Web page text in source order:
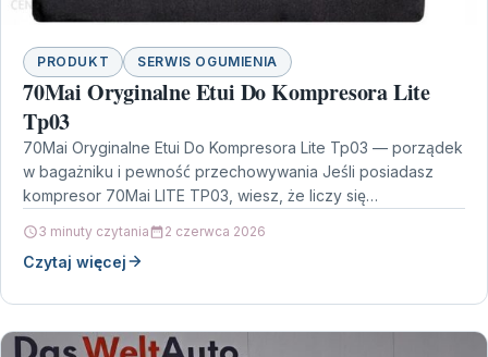
PRODUKT SERWIS OGUMIENIA
70Mai Oryginalne Etui Do Kompresora Lite
Tp03
70Mai Oryginalne Etui Do Kompresora Lite Tp03 — porządek
w bagażniku i pewność przechowywania Jeśli posiadasz
kompresor 70Mai LITE TP03, wiesz, że liczy się…
3 minuty czytania 2 czerwca 2026
Czytaj więcej